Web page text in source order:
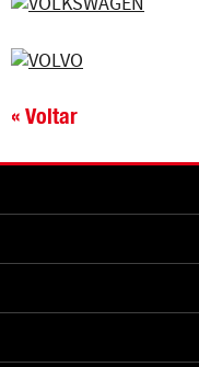
« Voltar